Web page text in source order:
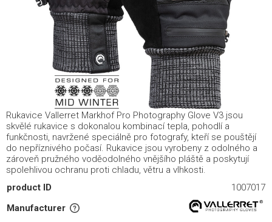
Rukavice Vallerret Markhof Pro Photography Glove V3 jsou
skvělé rukavice s dokonalou kombinací tepla, pohodlí a
funkčnosti, navržené speciálně pro fotografy, kteří se pouštějí
do nepříznivého počasí. Rukavice jsou vyrobeny z odolného a
zároveň pružného voděodolného vnějšího pláště a poskytují
spolehlivou ochranu proti chladu, větru a vlhkosti.
product ID
1007017
Manufacturer